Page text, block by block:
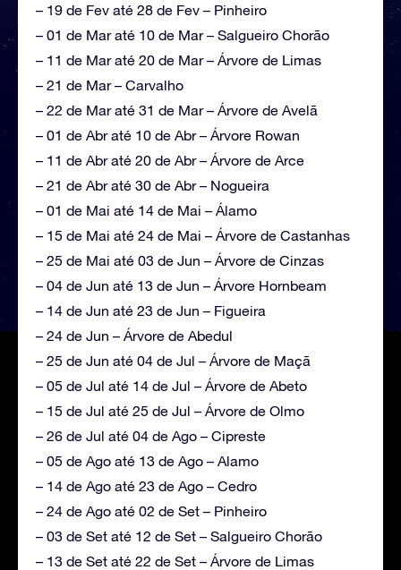
– 19 de Fev até 28 de Fev – Pinheiro
– 01 de Mar até 10 de Mar – Salgueiro Chorão
– 11 de Mar até 20 de Mar – Árvore de Limas
– 21 de Mar – Carvalho
– 22 de Mar até 31 de Mar – Árvore de Avelã
– 01 de Abr até 10 de Abr – Árvore Rowan
– 11 de Abr até 20 de Abr – Árvore de Arce
– 21 de Abr até 30 de Abr – Nogueira
– 01 de Mai até 14 de Mai – Álamo
– 15 de Mai até 24 de Mai – Árvore de Castanhas
– 25 de Mai até 03 de Jun – Árvore de Cinzas
– 04 de Jun até 13 de Jun – Árvore Hornbeam
– 14 de Jun até 23 de Jun – Figueira
– 24 de Jun – Árvore de Abedul
– 25 de Jun até 04 de Jul – Árvore de Maçã
– 05 de Jul até 14 de Jul – Árvore de Abeto
– 15 de Jul até 25 de Jul – Árvore de Olmo
– 26 de Jul até 04 de Ago – Cipreste
– 05 de Ago até 13 de Ago – Alamo
– 14 de Ago até 23 de Ago – Cedro
– 24 de Ago até 02 de Set – Pinheiro
– 03 de Set até 12 de Set – Salgueiro Chorão
– 13 de Set até 22 de Set – Árvore de Limas